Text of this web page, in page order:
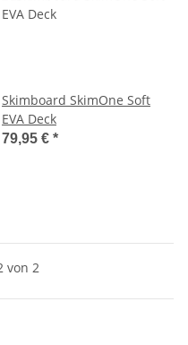
Skimboard SkimOne Soft
EVA Deck
79,95 € *
von 2